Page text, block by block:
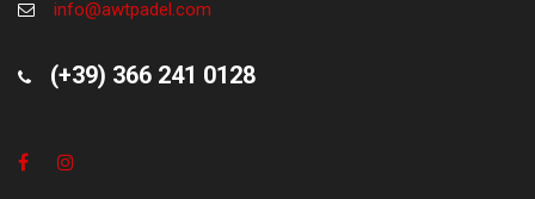
info@awtpadel.com
(+39) 366 241 0128